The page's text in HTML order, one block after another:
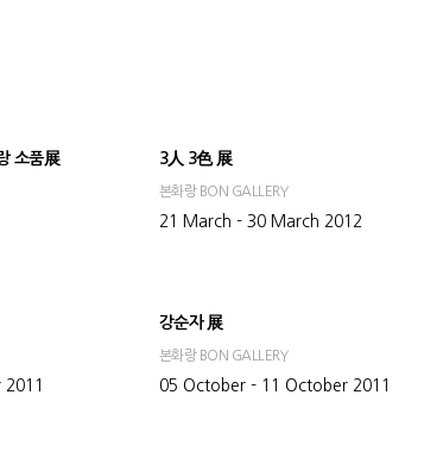
소품展 3人 3色 展
본화랑 BON GALLERY
21 March - 30 March 2012
강순자 展
본화랑 BON GALLERY
05 October - 11 October 2011